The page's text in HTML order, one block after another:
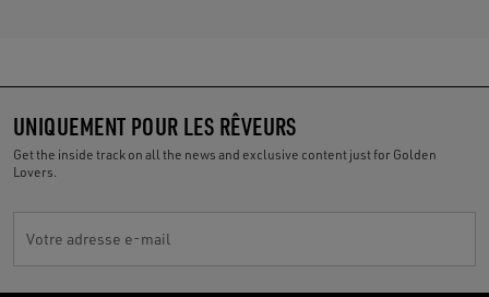
UNIQUEMENT POUR LES RÊVEURS
Get the inside track on all the news and exclusive content just for Golden
Lovers.
Votre adresse e-mail